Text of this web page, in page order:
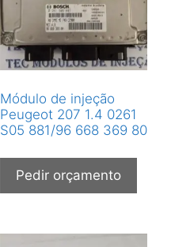
Módulo de injeção
Peugeot 207 1.4 0261
S05 881/96 668 369 80
Pedir orçamento